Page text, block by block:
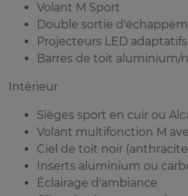
Volant M Sport
Double sortie
Projecteurs LED adaptatifs
Barres de toit aluminium/
Intérieur
Sièges sport en cuir ou
Volant multifonction M
Ciel de toit noir
Inserts aluminium ou
Éclairage d'ambiance